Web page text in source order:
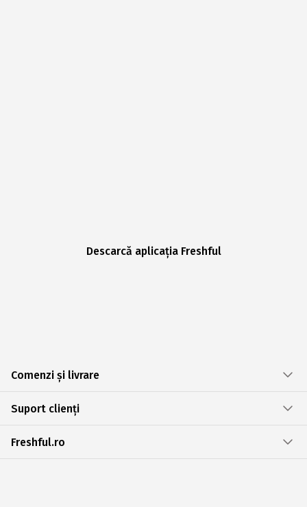
Descarcă aplicația Freshful
Comenzi și livrare
Suport clienți
Freshful.ro